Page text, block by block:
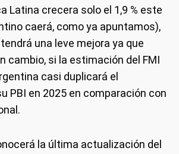
Latina crecera solo el 1,9 % este
caerá, como ya apuntamos),
una leve mejora ya que
cambio, si la estimación del FMI
casi duplicará el
PBI en 2025 en comparación con
la última actualización del